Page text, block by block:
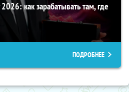
как зарабатывать там, где
ПОДРОБНЕЕ